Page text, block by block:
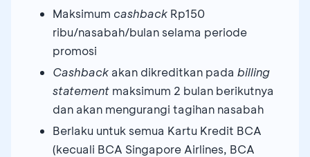
Maksimum cashback Rp150
ribu/nasabah/bulan selama periode
promosi
Cashback akan dikreditkan pada billing
statement maksimum 2 bulan berikutnya
dan akan mengurangi tagihan nasabah
Berlaku untuk semua Kartu Kredit BCA
(kecuali BCA Singapore Airlines, BCA